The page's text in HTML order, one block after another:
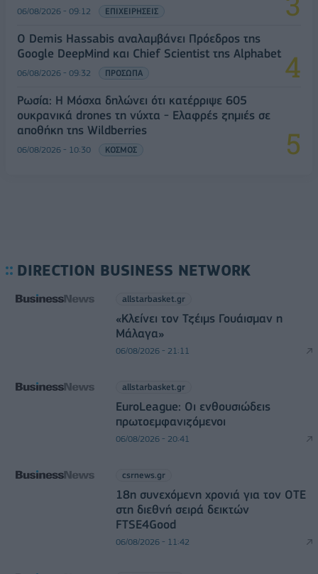
06/08/2026 - 09:12 ΕΠΙΧΕΙΡΗΣΕΙΣ
Ο Demis Hassabis αναλαμβάνει Πρόεδρος της
Google DeepMind και Chief Scientist της Alphabet
06/08/2026 - 09:32 ΠΡΟΣΩΠΑ
Ρωσία: Η Μόσχα δηλώνει ότι κατέρριψε 605
ουκρανικά drones τη νύχτα - Ελαφρές ζημιές σε
αποθήκη της Wildberries
06/08/2026 - 10:30 ΚΟΣΜΟΣ
DIRECTION BUSINESS NETWORK
allstarbasket.gr
«Κλείνει τον Τζέιμς Γουάισμαν η
Μάλαγα»
06/08/2026 - 21:11
allstarbasket.gr
EuroLeague: Οι ενθουσιώδεις
πρωτοεμφανιζόμενοι
06/08/2026 - 20:41
csrnews.gr
18η συνεχόμενη χρονιά για τον ΟΤΕ
στη διεθνή σειρά δεικτών
FTSE4Good
06/08/2026 - 11:42